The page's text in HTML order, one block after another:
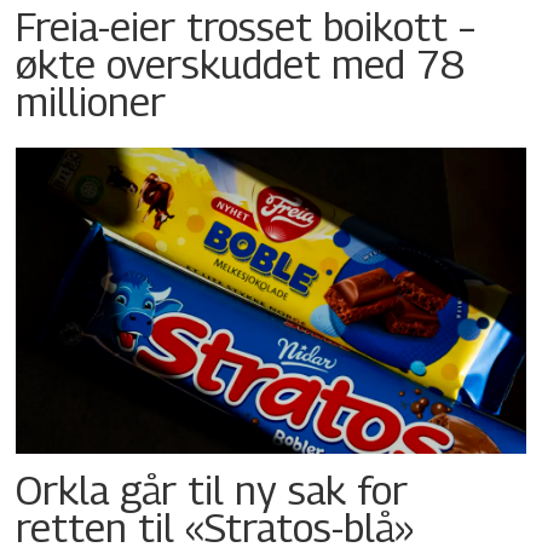
Freia-eier trosset boikott –
økte overskuddet med 78
millioner
Orkla går til ny sak for
retten til «Stratos-blå»